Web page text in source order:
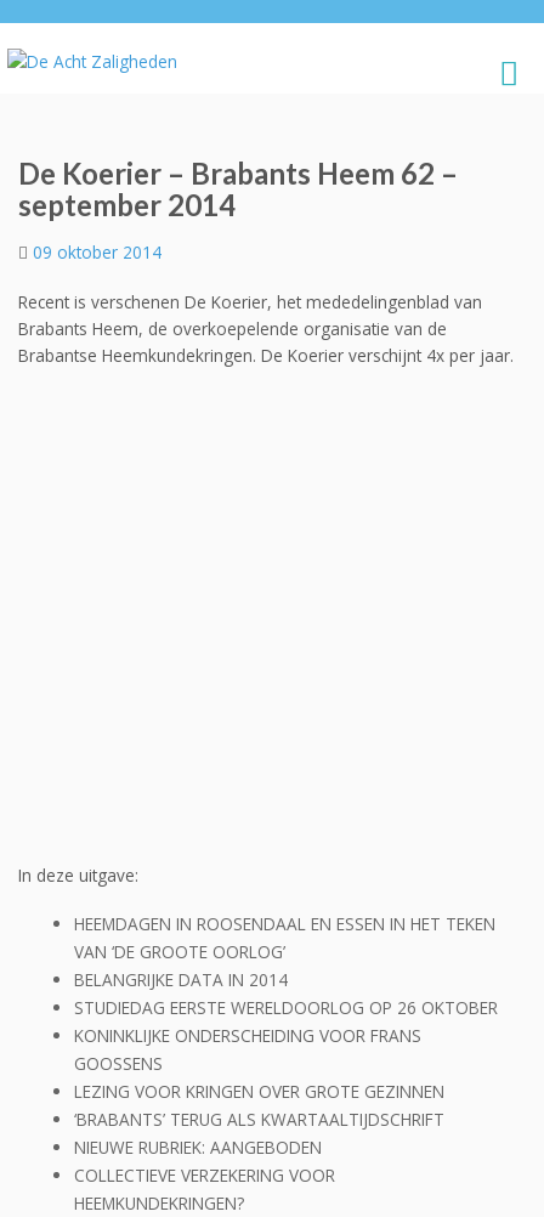
De Koerier – Brabants Heem 62 –
september 2014
09 oktober 2014
Recent is verschenen De Koerier, het mededelingenblad van
Brabants Heem, de overkoepelende organisatie van de
Brabantse Heemkundekringen. De Koerier verschijnt 4x per jaar.
In deze uitgave:
HEEMDAGEN IN ROOSENDAAL EN ESSEN IN HET TEKEN
VAN ‘DE GROOTE OORLOG’
BELANGRIJKE DATA IN 2014
STUDIEDAG EERSTE WERELDOORLOG OP 26 OKTOBER
KONINKLIJKE ONDERSCHEIDING VOOR FRANS
GOOSSENS
LEZING VOOR KRINGEN OVER GROTE GEZINNEN
‘BRABANTS’ TERUG ALS KWARTAALTIJDSCHRIFT
NIEUWE RUBRIEK: AANGEBODEN
COLLECTIEVE VERZEKERING VOOR
HEEMKUNDEKRINGEN?